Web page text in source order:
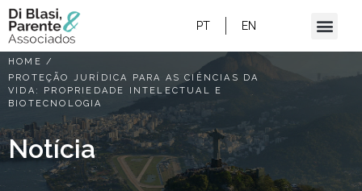
PT EN
HOME /
PROTEÇÃO JURÍDICA PARA AS CIÊNCIAS DA
VIDA: PROPRIEDADE INTELECTUAL E
BIOTECNOLOGIA
Notícia